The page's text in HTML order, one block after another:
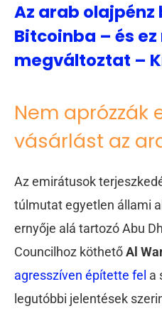
Az arab olajpénz
Bitcoinba – és
megváltoztat –
Nem aprózzák
vásárlást az
Az emirátusok
túlmutat egyetlen állami
ernyője alá tartozó Abu
Councilhoz köthetőAl
agresszíven építette fel a
legutóbbi jelentések